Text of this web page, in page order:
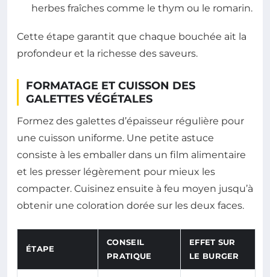
herbes fraîches comme le thym ou le romarin.
Cette étape garantit que chaque bouchée ait la
profondeur et la richesse des saveurs.
FORMATAGE ET CUISSON DES
GALETTES VÉGÉTALES
Formez des galettes d’épaisseur régulière pour
une cuisson uniforme. Une petite astuce
consiste à les emballer dans un film alimentaire
et les presser légèrement pour mieux les
compacter. Cuisinez ensuite à feu moyen jusqu’à
obtenir une coloration dorée sur les deux faces.
ÉTAPE
CONSEIL
PRATIQUE
EFFET SUR
LE BURGER